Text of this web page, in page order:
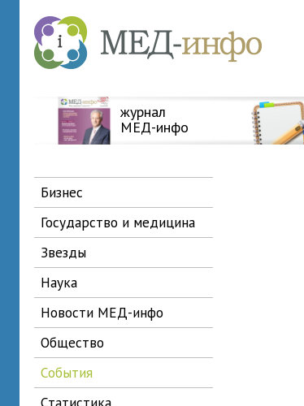
журнал
МЕД-инфо
бизнес
государство и медицина
звезды
наука
новости МЕД-инфо
общество
события